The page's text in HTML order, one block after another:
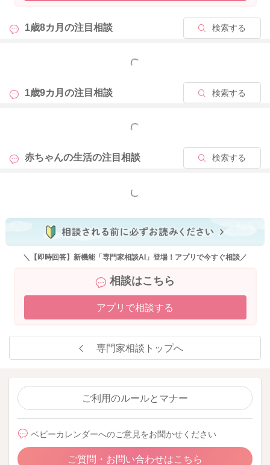
るかもしれません。
徐々に喃語から言葉に変わっていきう可能性もあると思いま
es,noだけで答えられるような質問をしないようにされたり、お
子さんが伝えたそうにしていることを先回りしてやらない、応
お子さんがなんとか言葉やこれまでとは違う表現で伝えようと
する機会を奪わないようにされてみるのもいいと思います。
1歳8カ月の注目相談 検索する
もっと見る
1歳9カ月の注目相談 検索する
もっと見る
赤ちゃんの生活の注目相談 検索する
もっと見る
＼【即時回答】新機能「専門家相談AI」登場！アプリで今すぐ相談／
相談はこちら
アプリで相談する
専門家相談トップへ
ご利用のルールとマナー
ベビーカレンダーへのご意見をお聞かせください
ご質問・お問い合わせはこちら